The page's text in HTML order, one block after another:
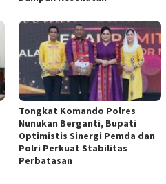
Tongkat Komando Polres
Nunukan Berganti, Bupati
Optimistis Sinergi Pemda dan
Polri Perkuat Stabilitas
Perbatasan